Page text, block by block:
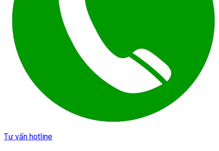
Tư vấn hotline